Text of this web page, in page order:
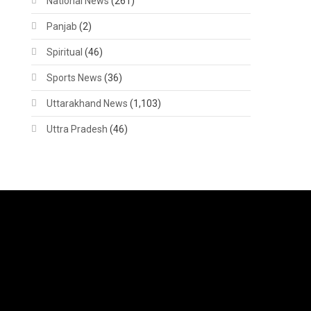
Panjab (2)
Spiritual (46)
Sports News (36)
Uttarakhand News (1,103)
Uttra Pradesh (46)